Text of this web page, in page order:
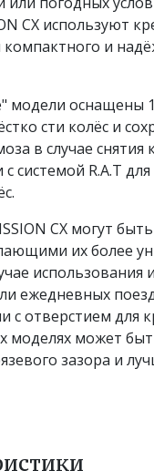
CX используют
и
модели оснащены
сти колёс и
в случае снятия
системой R.A.T
CX могут
их более
использования
ежедневных
с отверстием для
моделях может
зазора и